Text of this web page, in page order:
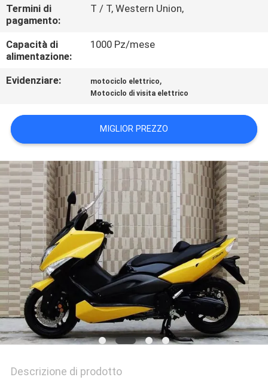
RICHIEDA
UNA
CITAZIONE
MAPPA
DEL
SITO
POLITICA
SULLA
PRIVACY
Termini di
pagamento:
T / T, Western Union,
Capacità di
alimentazione:
1000 Pz/mese
Evidenziare: motociclo elettrico,
Motociclo di visita elettrico
MIGLIOR PREZZO
Descrizione di prodotto